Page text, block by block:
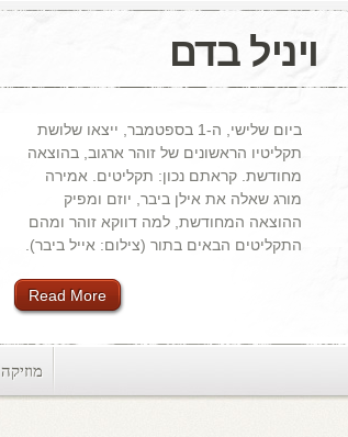
ויניל בדם
ביום שלישי, ה-1 בספטמבר, ייצאו שלושת
תקליטיו הראשונים של זוהר ארגוב, בהוצאה
מחודשת. קראתם נכון: תקליטים. אמירה
מורג שאלה את אילן ביבר, יוזם ומפיק
ההוצאה המחודשת, למה דווקא זוהר ומהם
התקליטים הבאים בתור (צילום: אייל ביבר).
Read More
מוזיקה